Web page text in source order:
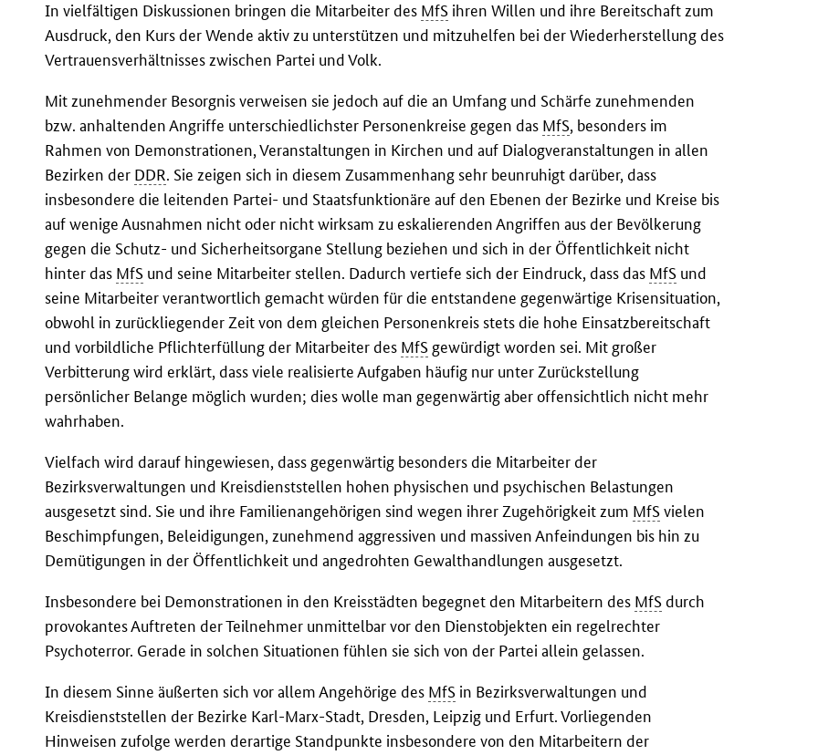
In vielfältigen Diskussionen bringen die Mitarbeiter des MfS ihren Willen und ihre Bereitschaft zum
Ausdruck, den Kurs der Wende aktiv zu unterstützen und mitzuhelfen bei der Wiederherstellung des
Vertrauensverhältnisses zwischen Partei und Volk.
Mit zunehmender Besorgnis verweisen sie jedoch auf die an Umfang und Schärfe zunehmenden
bzw. anhaltenden Angriffe unterschiedlichster Personenkreise gegen das MfS, besonders im
Rahmen von Demonstrationen, Veranstaltungen in Kirchen und auf Dialogveranstaltungen in allen
Bezirken der DDR. Sie zeigen sich in diesem Zusammenhang sehr beunruhigt darüber, dass
insbesondere die leitenden Partei- und Staatsfunktionäre auf den Ebenen der Bezirke und Kreise bis
auf wenige Ausnahmen nicht oder nicht wirksam zu eskalierenden Angriffen aus der Bevölkerung
gegen die Schutz- und Sicherheitsorgane Stellung beziehen und sich in der Öffentlichkeit nicht
hinter das MfS und seine Mitarbeiter stellen. Dadurch vertiefe sich der Eindruck, dass das MfS und
seine Mitarbeiter verantwortlich gemacht würden für die entstandene gegenwärtige Krisensituation,
obwohl in zurückliegender Zeit von dem gleichen Personenkreis stets die hohe Einsatzbereitschaft
und vorbildliche Pflichterfüllung der Mitarbeiter des MfS gewürdigt worden sei. Mit großer
Verbitterung wird erklärt, dass viele realisierte Aufgaben häufig nur unter Zurückstellung
persönlicher Belange möglich wurden; dies wolle man gegenwärtig aber offensichtlich nicht mehr
wahrhaben.
Vielfach wird darauf hingewiesen, dass gegenwärtig besonders die Mitarbeiter der
Bezirksverwaltungen und Kreisdienststellen hohen physischen und psychischen Belastungen
ausgesetzt sind. Sie und ihre Familienangehörigen sind wegen ihrer Zugehörigkeit zum MfSvielen
Beschimpfungen, Beleidigungen, zunehmend aggressiven und massiven Anfeindungen bis hin zu
Demütigungen in der Öffentlichkeit und angedrohten Gewalthandlungen ausgesetzt.
Insbesondere bei Demonstrationen in den Kreisstädten begegnet den Mitarbeitern des MfSdurch
provokantes Auftreten der Teilnehmer unmittelbar vor den Dienstobjekten ein regelrechter
Psychoterror. Gerade in solchen Situationen fühlen sie sich von der Partei allein gelassen.
In diesem Sinne äußerten sich vor allem Angehörige des MfS in Bezirksverwaltungen und
Kreisdienststellen der Bezirke Karl-Marx-Stadt, Dresden, Leipzig und Erfurt. Vorliegenden
Hinweisen zufolge werden derartige Standpunkte insbesondere von den Mitarbeitern der